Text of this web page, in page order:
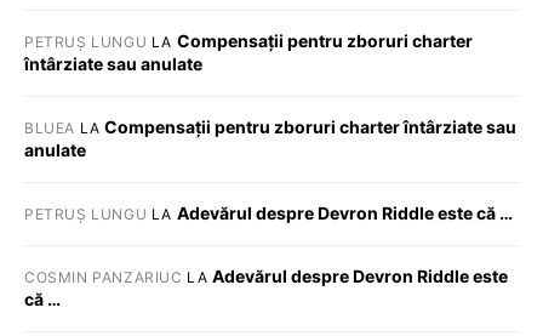
PETRUȘ LUNGU LA Compensații pentru zboruri charter
întârziate sau anulate
BLUEA LACompensații pentru zboruri charter întârziate sau
anulate
PETRUȘ LUNGU LA Adevărul despre Devron Riddle este că …
COSMIN PANZARIUC LA Adevărul despre Devron Riddle este
că …